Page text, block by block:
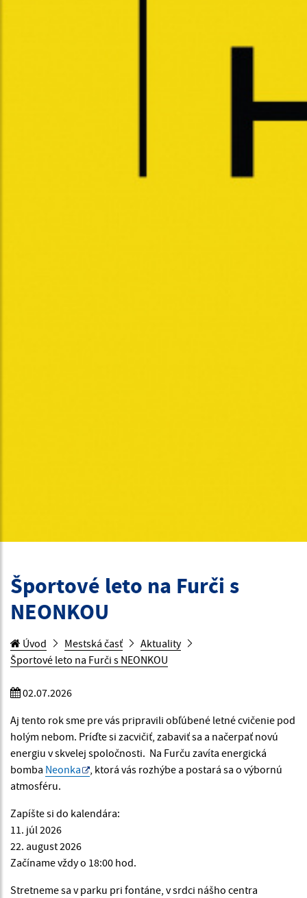
Športové leto na Furči s
NEONKOU
Úvod Mestská časť
Aktuality
Športové leto na Furči s NEONKOU
02.07.2026
Aj tento rok sme pre vás pripravili obľúbené letné cvičenie pod
holým nebom. Príďte si zacvičiť, zabaviť sa a načerpať novú
energiu v skvelej spoločnosti. Na Furču zavíta energická
bomba Neonka
, ktorá vás rozhýbe a postará sa o výbornú
atmosféru.
Zapíšte si do kalendára:
11. júl 2026
22. august 2026
Začíname vždy o 18:00 hod.
Stretneme sa v parku pri fontáne, v srdci nášho centra